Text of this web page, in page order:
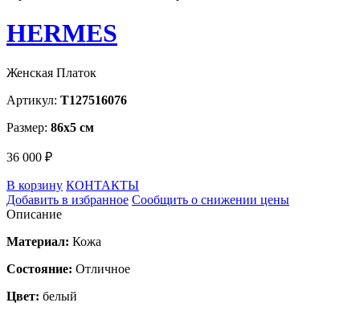
HERMES
Женская Платок
Артикул: T127516076
Размер: 86х5 см
36 000 ₽
В корзину КОНТАКТЫ
Добавить в избранное Сообщить о снижении цены
Описание
Материал: Кожа
Состояние: Отличное
Цвет: белый